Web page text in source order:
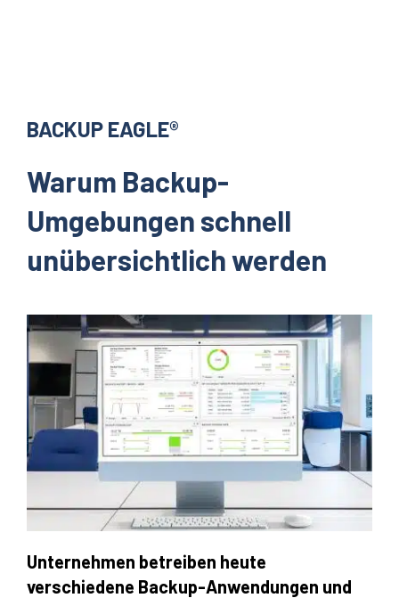
BACKUP EAGLE®
Warum Backup-
Umgebungen schnell
unübersichtlich werden
Unternehmen betreiben heute
verschiedene Backup-Anwendungen und